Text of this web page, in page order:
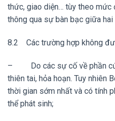
thức, giao diện… tùy theo
thông qua sự bàn bạc giữa hai
8.2 Các trường hợp không
– Do các sự cố về phần
thiên tai, hỏa hoạn. Tuy nhiên
thời gian sớm nhất và có tính
thể phát sinh;